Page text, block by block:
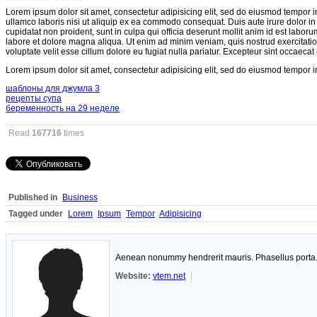
Lorem ipsum dolor sit amet, consectetur adipisicing elit, sed do eiusmod
ullamco laboris nisi ut aliquip ex ea commodo consequat. Duis aute irure dolor
cupidatat non proident, sunt in culpa qui officia deserunt mollit anim id est
labore et dolore magna aliqua. Ut enim ad minim veniam, quis nostrud
voluptate velit esse cillum dolore eu fugiat nulla pariatur. Excepteur sint
Lorem ipsum dolor sit amet, consectetur adipisicing elit, sed do eiusmod
шаблоны для джумла 3
рецепты супа
беременность на 29 неделе
Read 167716 times
Published in
Business
Tagged under
Lorem Ipsum Tempor Adipisicing
Aenean nonummy hendrerit mauris. Phasellus
Website: vtem.net